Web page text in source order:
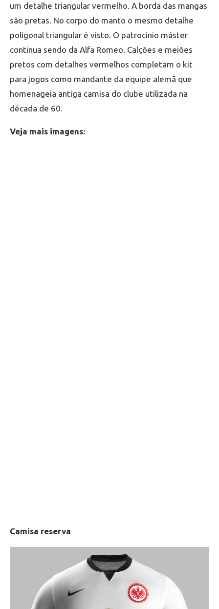
um detalhe triangular vermelho. A borda das mangas
são pretas. No corpo do manto o mesmo detalhe
poligonal triangular é visto. O patrocínio máster
continua sendo da Alfa Romeo. Calções e meiões
pretos com detalhes vermelhos completam o kit
para jogos como mandante da equipe alemã que
homenageia antiga camisa do clube utilizada na
década de 60.
Veja mais imagens:
Camisa reserva